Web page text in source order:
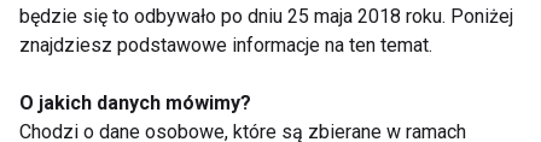
Kolory na jesiennym
talerzu z dynią,
będzie się to odbywało po dniu 25 maja 2018 roku. Poniżej
znajdziesz podstawowe informacje na ten temat.
O jakich danych mówimy?
Chodzi o dane osobowe, które są zbierane w ramach